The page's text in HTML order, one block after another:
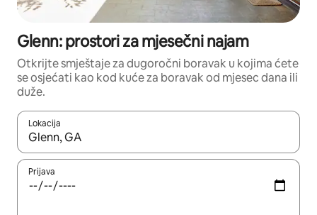
Glenn: prostori za mjesečni najam
Otkrijte smještaje za dugoročni boravak u kojima ćete
se osjećati kao kod kuće za boravak od mjesec dana ili
duže.
Lokacija
Kad su rezultati dostupni, možete da se krećete kroz njih
Prijava